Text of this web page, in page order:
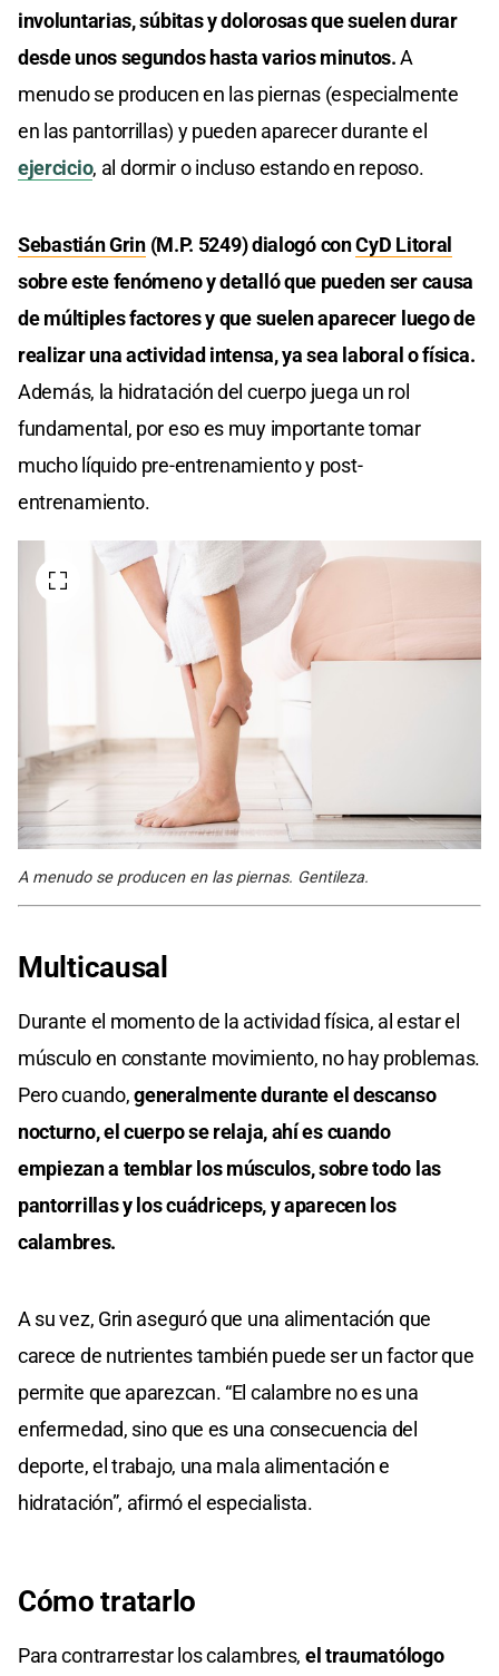
involuntarias, súbitas y dolorosas que suelen durar
desde unos segundos hasta varios minutos.A
menudo se producen en las piernas (especialmente
en las pantorrillas) y pueden aparecer durante el
ejercicio, al dormir o incluso estando en reposo.
Sebastián Grin(M.P. 5249) dialogó conCyD Litoral
sobre este fenómeno y detalló que pueden ser causa
de múltiples factores y que suelen aparecer luego de
realizar una actividad intensa, ya sea laboral o física.
Además, la hidratación del cuerpo juega un rol
fundamental, por eso es muy importante tomar
mucho líquido pre-entrenamiento y post-
entrenamiento.
A menudo se producen en las piernas. Gentileza.
Multicausal
Durante el momento de la actividad física, al estar el
músculo en constante movimiento, no hay problemas.
Pero cuando,generalmente durante el descanso
nocturno, el cuerpo se relaja, ahí es cuando
empiezan a temblar los músculos, sobre todo las
pantorrillas y los cuádriceps, y aparecen los
calambres.
A su vez, Grin aseguró que una alimentación que
carece de nutrientes también puede ser un factor que
permite que aparezcan. “El calambre no es una
enfermedad, sino que es una consecuencia del
deporte, el trabajo, una mala alimentación e
hidratación”, afirmó el especialista.
Cómo tratarlo
Para contrarrestar los calambres, el traumatólogo